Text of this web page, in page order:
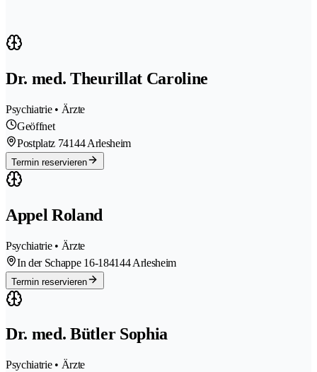
Dr. med. Theurillat Caroline
Psychiatrie • Ärzte
Geöffnet
Postplatz 74144 Arlesheim
Termin reservieren
Appel Roland
Psychiatrie • Ärzte
In der Schappe 16-184144 Arlesheim
Termin reservieren
Dr. med. Bütler Sophia
Psychiatrie • Ärzte